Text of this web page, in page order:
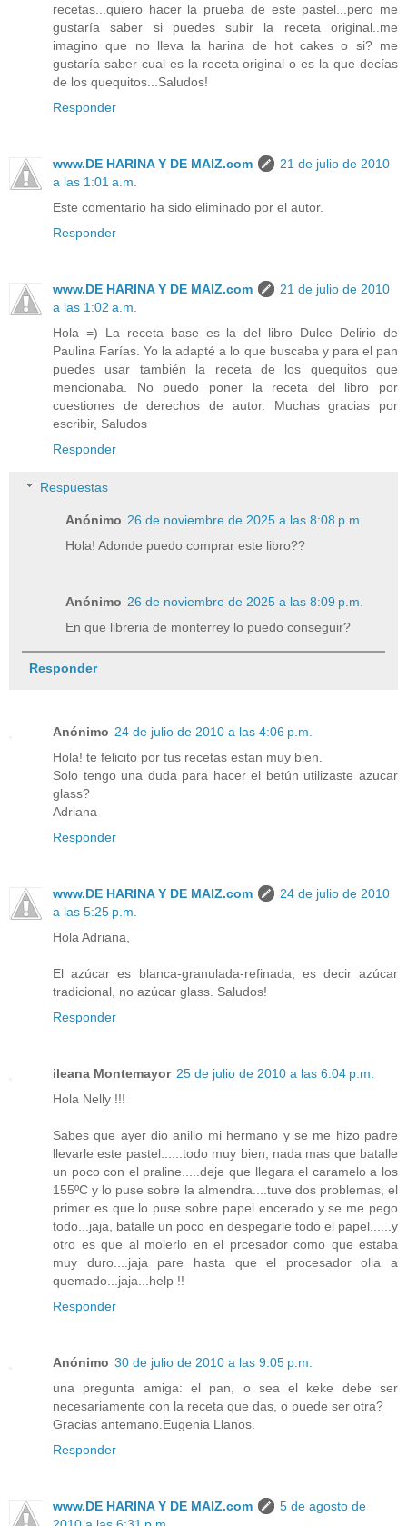
recetas...quiero hacer la prueba de este pastel...pero me
gustaría saber si puedes subir la receta original..me
imagino que no lleva la harina de hot cakes o si? me
gustaría saber cual es la receta original o es la que decías
de los quequitos...Saludos!
Responder
www.DE HARINA Y DE MAIZ.com
21 de julio de 2010
a las 1:01 a.m.
Este comentario ha sido eliminado por el autor.
Responder
www.DE HARINA Y DE MAIZ.com
21 de julio de 2010
a las 1:02 a.m.
Hola =) La receta base es la del libro Dulce Delirio de
Paulina Farías. Yo la adapté a lo que buscaba y para el pan
puedes usar también la receta de los quequitos que
mencionaba. No puedo poner la receta del libro por
cuestiones de derechos de autor. Muchas gracias por
escribir, Saludos
Responder
Respuestas
Anónimo 26 de noviembre de 2025 a las 8:08 p.m.
Hola! Adonde puedo comprar este libro??
Anónimo 26 de noviembre de 2025 a las 8:09 p.m.
En que libreria de monterrey lo puedo conseguir?
Responder
Anónimo 24 de julio de 2010 a las 4:06 p.m.
Hola! te felicito por tus recetas estan muy bien.
Solo tengo una duda para hacer el betún utilizaste azucar
glass?
Adriana
Responder
www.DE HARINA Y DE MAIZ.com
24 de julio de 2010
a las 5:25 p.m.
Hola Adriana,
El azúcar es blanca-granulada-refinada, es decir azúcar
tradicional, no azúcar glass. Saludos!
Responder
ileana Montemayor 25 de julio de 2010 a las 6:04 p.m.
Hola Nelly !!!
Sabes que ayer dio anillo mi hermano y se me hizo padre
llevarle este pastel......todo muy bien, nada mas que batalle
un poco con el praline.....deje que llegara el caramelo a los
155ºC y lo puse sobre la almendra....tuve dos problemas, el
primer es que lo puse sobre papel encerado y se me pego
todo...jaja, batalle un poco en despegarle todo el papel......y
otro es que al molerlo en el prcesador como que estaba
muy duro....jaja pare hasta que el procesador olia a
quemado...jaja...help !!
Responder
Anónimo 30 de julio de 2010 a las 9:05 p.m.
una pregunta amiga: el pan, o sea el keke debe ser
necesariamente con la receta que das, o puede ser otra?
Gracias antemano.Eugenia Llanos.
Responder
www.DE HARINA Y DE MAIZ.com
5 de agosto de